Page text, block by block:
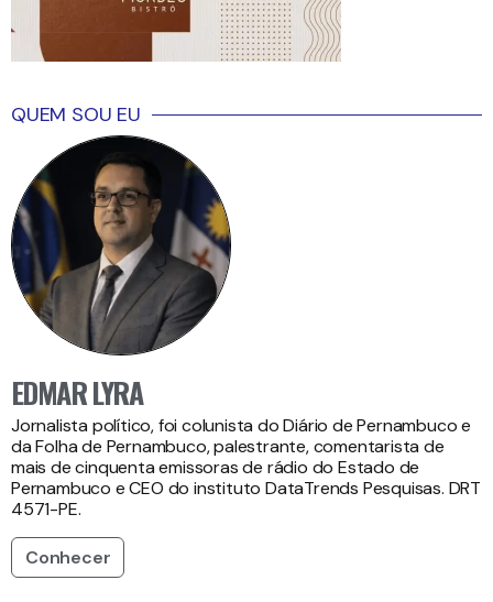
QUEM SOU EU
EDMAR LYRA
Jornalista político, foi colunista do Diário de Pernambuco e
da Folha de Pernambuco, palestrante, comentarista de
mais de cinquenta emissoras de rádio do Estado de
Pernambuco e CEO do instituto DataTrends Pesquisas. DRT
4571-PE.
Conhecer